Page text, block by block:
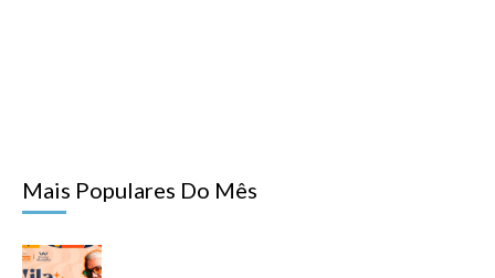
Mais Populares Do Mês